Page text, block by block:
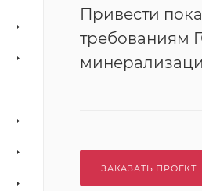
Привести
требованиям
ЗАКАЗАТЬ ПРОЕКТ